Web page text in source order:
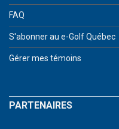
FAQ
S'abonner au e-Golf Québec
Gérer mes témoins
PARTENAIRES